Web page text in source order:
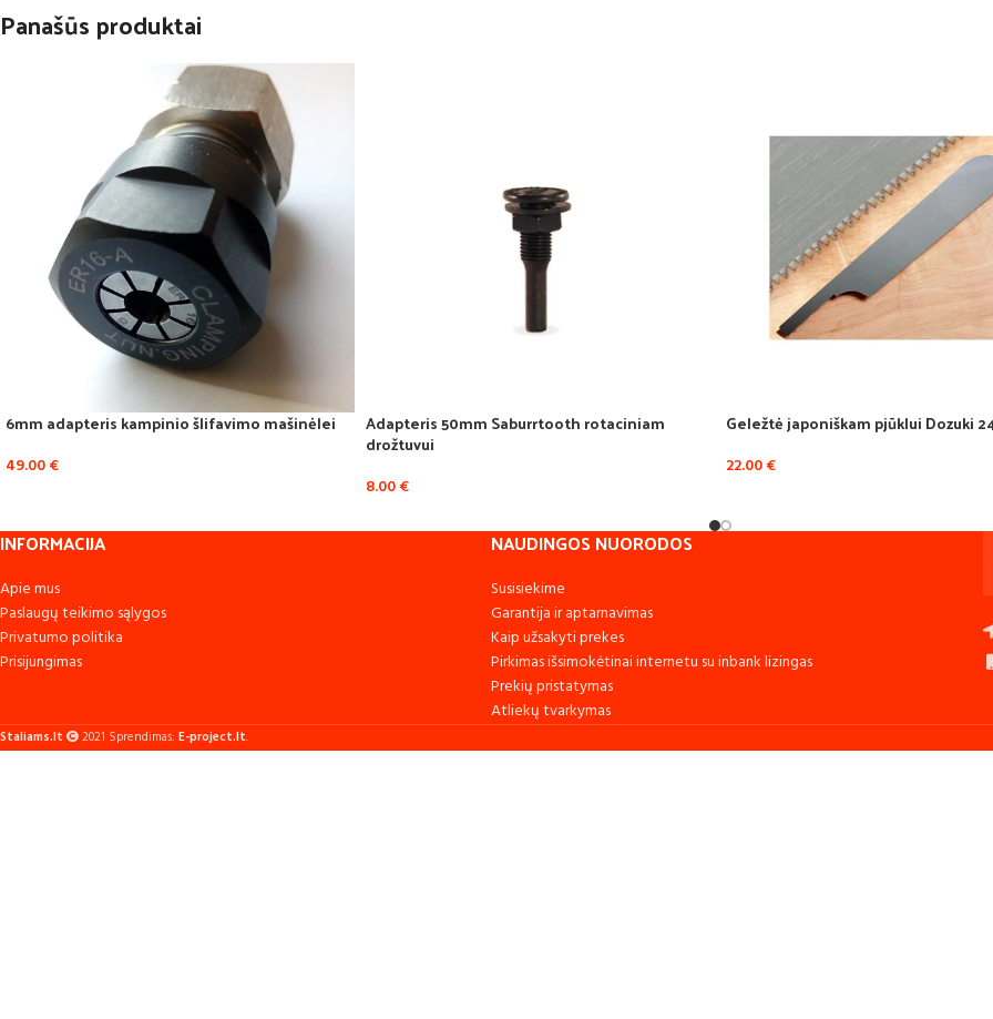
Panašūs produktai
6mm adapteris kampinio šlifavimo mašinėlei
49.00€
Adapteris 50mm Saburrtooth rotaciniam
drožtuvui
8.00€
Geležtė japoniškam pjūklui Dozuki
22.00€
INFORMACIJA
Apie mus
Paslaugų teikimo sąlygos
Privatumo politika
Prisijungimas
NAUDINGOS NUORODOS
Susisiekime
Garantija ir aptarnavimas
Kaip užsakyti prekes
Pirkimas išsimokėtinai internetu su inbank lizingas
Prekių pristatymas
Atliekų tvarkymas
Staliams.lt 2021 Sprendimas: E-project.lt.